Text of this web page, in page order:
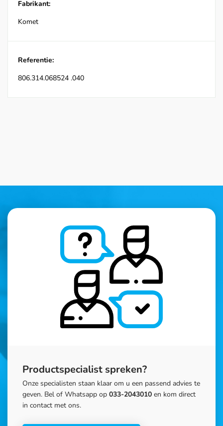
Fabrikant:
Komet
Referentie:
806.314.068524 .040
Productspecialist spreken?
Onze specialisten staan klaar om u een passend advies te
geven. Bel of Whatsapp op 033-2043010 en kom direct
in contact met ons.